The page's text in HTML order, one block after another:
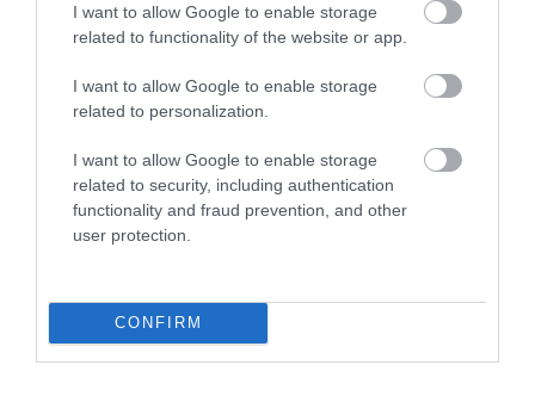
I want to allow Google to enable storage
related to functionality of the website or app.
I want to allow Google to enable storage
related to personalization.
I want to allow Google to enable storage
related to security, including authentication
functionality and fraud prevention, and other
user protection.
CONFIRM
ΠΕΡΙΣΣΌΤΕΡΑ
‹›
Με βάση την επιλογή σας, μπορείτε να
προμηθευτείτε συνδυαστικά και τα ακόλουθα